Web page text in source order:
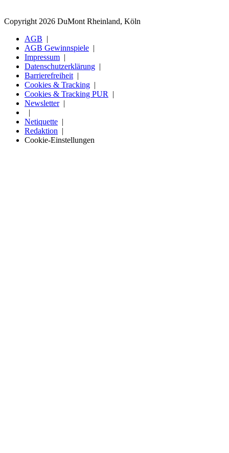
Copyright 2026 DuMont Rheinland, Köln
AGB
AGB Gewinnspiele
Impressum
Datenschutzerklärung
Barrierefreiheit
Cookies & Tracking
Cookies & Tracking PUR
Newsletter
Netiquette
Redaktion
Cookie-Einstellungen